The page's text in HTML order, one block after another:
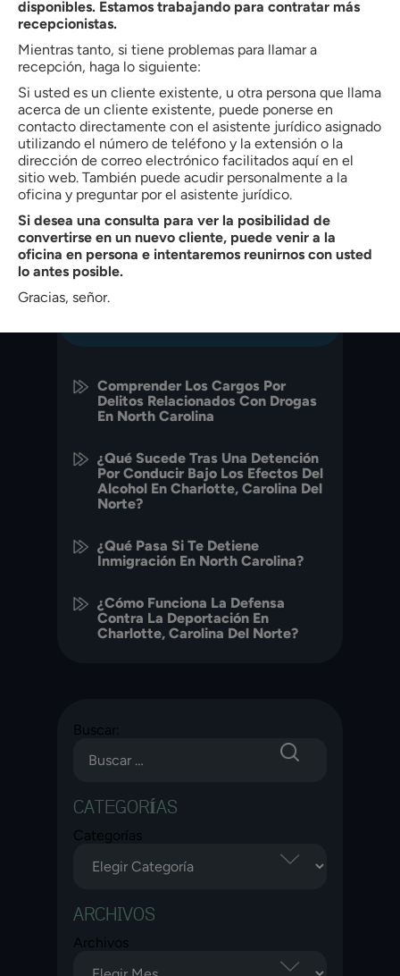
representa a clientes en asuntos de inmigración, lesiones
personales, defensa penal, derecho de familia y compensación
de trabajadores. Está admitido en el Colegio de Abogados del
Estado North Carolina (1990) y obtuvo su J.D. cum laude de la
Facultad de Derecho de la Universidad de Creighton. El Sr.
Butler también tiene una licenciatura en Administración de
Empresas de High Point College.
VER PERFIL
PREVIOUS POST ENTRADA SIGUIENTE
Comprender Los Cargos Por
Delitos Relacionados Con Drogas
En North Carolina
¿Qué Sucede Tras Una Detención
Por Conducir Bajo Los Efectos Del
Alcohol En Charlotte, Carolina Del
Norte?
¿Qué Pasa Si Te Detiene
Inmigración En North Carolina?
¿Cómo Funciona La Defensa
Contra La Deportación En
Charlotte, Carolina Del Norte?
Buscar:
CATEGORÍAS
Categorías
ARCHIVOS
Archivos
disponibles. Estamos trabajando para contratar más
recepcionistas.
Mientras tanto, si tiene problemas para llamar a
recepción, haga lo siguiente:
Si usted es un cliente existente, u otra persona que llama
acerca de un cliente existente, puede ponerse en
contacto directamente con el asistente jurídico asignado
utilizando el número de teléfono y la extensión o la
dirección de correo electrónico facilitados aquí en el
sitio web. También puede acudir personalmente a la
oficina y preguntar por el asistente jurídico.
Si desea una consulta para ver la posibilidad de
convertirse en un nuevo cliente, puede venir a la
oficina en persona e intentaremos reunirnos con usted
lo antes posible.
Gracias, señor.